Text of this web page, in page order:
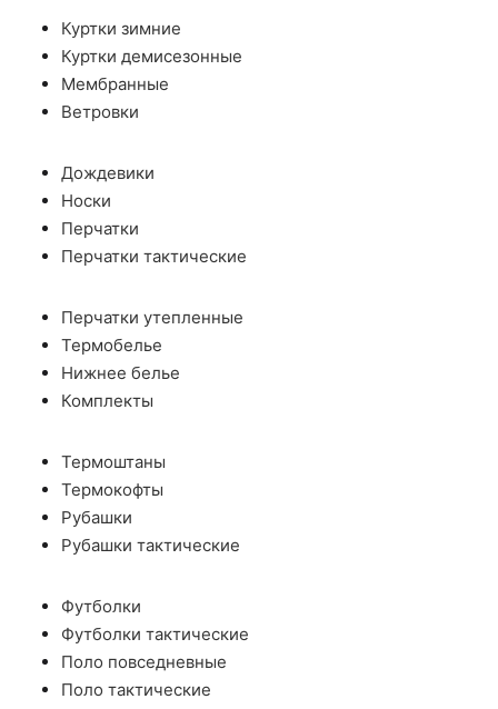
Куртки зимние
Куртки демисезонные
Мембранные
Ветровки
Дождевики
Носки
Перчатки
Перчатки тактические
Перчатки утепленные
Термобелье
Нижнее белье
Комплекты
Термоштаны
Термокофты
Рубашки
Рубашки тактические
Футболки
Футболки тактические
Поло повседневные
Поло тактические